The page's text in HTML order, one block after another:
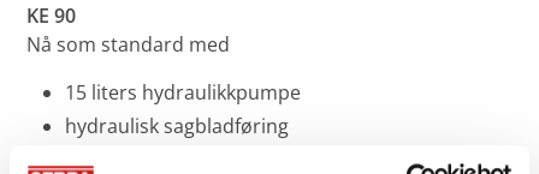
KE 90
Nå som standard med
15 liters hydraulikkpumpe
hydraulisk sagbladføring
ny fremdriftsmotor